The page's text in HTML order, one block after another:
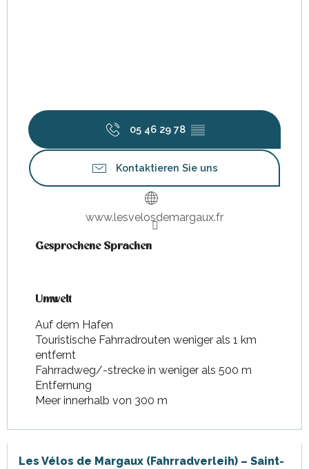
05 46 29 78 ▒▒
Kontaktieren Sie uns
www.lesvelosdemargaux.fr
Gesprochene Sprachen
Gesprochene Sprachen
Umwelt
Umwelt
Auf dem Hafen
Touristische Fahrradrouten weniger als 1 km
entfernt
Fahrradweg/-strecke in weniger als 500 m
Entfernung
Meer innerhalb von 300 m
Les Vélos de Margaux (Fahrradverleih) – Saint-